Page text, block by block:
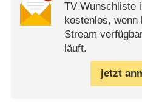
TV Wunschliste
kostenlos, wenn
Stream
läuft.
jetzt